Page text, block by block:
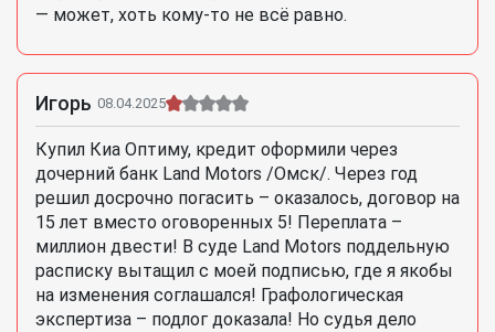
— может, хоть кому-то не всё равно.
Игорь 08.04.2025
Купил Киа Оптиму, кредит оформили через
дочерний банк Land Motors /Омск/. Через год
решил досрочно погасить – оказалось, договор на
15 лет вместо оговоренных 5! Переплата –
миллион двести! В суде Land Motors поддельную
расписку вытащил с моей подписью, где я якобы
на изменения соглашался! Графологическая
экспертиза – подлог доказала! Но судья дело